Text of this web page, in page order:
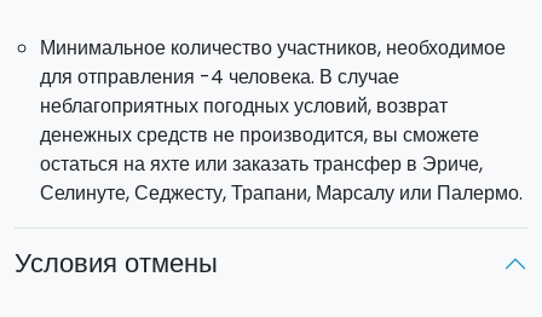
Минимальное количество участников, необходимое
для отправления -4 человека. В случае
неблагоприятных погодных условий, возврат
денежных средств не производится, вы сможете
остаться на яхте или заказать трансфер в Эриче,
Селинуте, Седжесту, Трапани, Марсалу или Палермо.
Условия отмены